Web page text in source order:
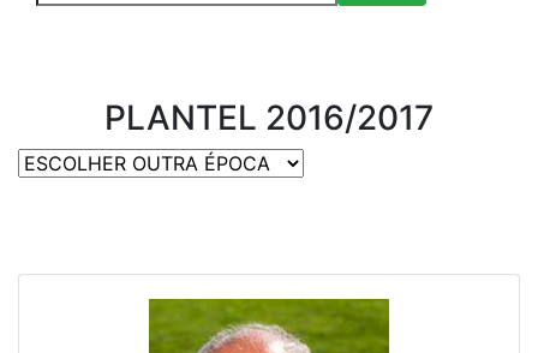
PLANTEL 2016/2017